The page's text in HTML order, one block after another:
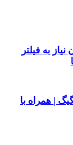
به فیلتر
بازی پیشنهادی برای رم زیر ۴ گیگ | همراه با